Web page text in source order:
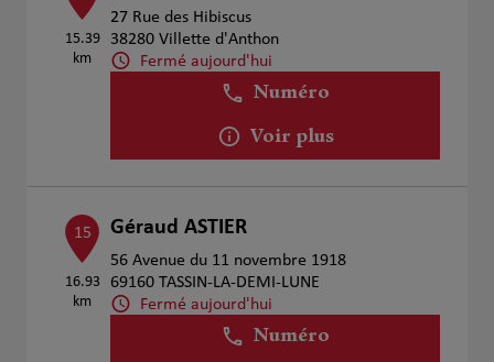
15.39
km
27 Rue des Hibiscus
38280 Villette d'Anthon
Fermé aujourd'hui
Numéro
Voir plus
15
16.93
km
Géraud ASTIER
56 Avenue du 11 novembre 1918
69160 TASSIN-LA-DEMI-LUNE
Fermé aujourd'hui
Numéro